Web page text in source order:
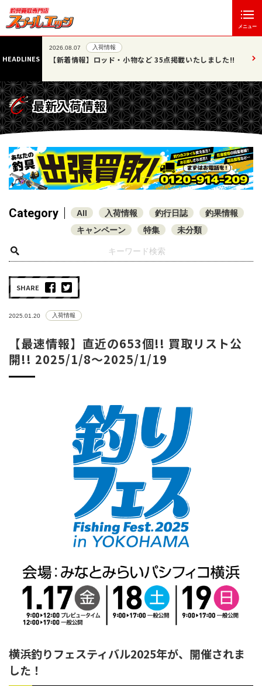
メニュー
HEADLINES
エッジ
2026.08.07 入荷情報
【新着情報】ロッド・小物など 35点掲載いたしました!!
最新入荷情報
Category All 入荷情報 釣行日誌
釣果情報
キャンペーン
特集 未分類
SHARE
2025.01.20 入荷情報
【最速情報】直近の653個!! 買取リスト公
開!! 2025/1/8～2025/1/19
横浜釣りフェスティバル2025年が、開催されま
した！